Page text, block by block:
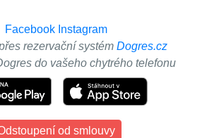
Facebook Instagram
rezervační systém Dogres.cz
do vašeho chytrého telefonu
od smlouvy